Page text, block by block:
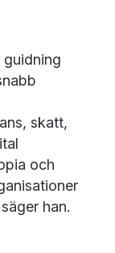
guidning
skatt,
och
han.